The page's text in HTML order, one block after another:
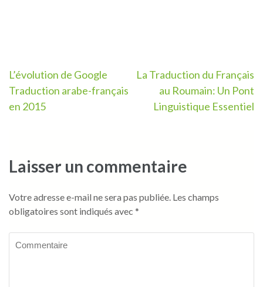
Navigation
de
L’évolution de Google
Traduction arabe-français
en 2015
La Traduction du Français
au Roumain: Un Pont
Linguistique Essentiel
Laisser un commentaire
Votre adresse e-mail ne sera pas publiée. Les champs
obligatoires sont indiqués avec *